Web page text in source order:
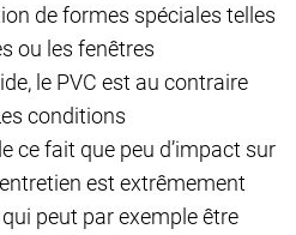
de formes spéciales telles
ou les fenêtres
le PVC est au contraire
conditions
ce fait que peu d’impact sur
est extrêmement
peut par exemple être